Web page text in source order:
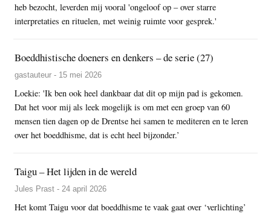
heb bezocht, leverden mij vooral 'ongeloof op – over starre
interpretaties en rituelen, met weinig ruimte voor gesprek.'
Boeddhistische doeners en denkers – de serie (27)
gastauteur - 15 mei 2026
Loekie: 'Ik ben ook heel dankbaar dat dit op mijn pad is gekomen.
Dat het voor mij als leek mogelijk is om met een groep van 60
mensen tien dagen op de Drentse hei samen te mediteren en te leren
over het boeddhisme, dat is echt heel bijzonder.’
Taigu – Het lijden in de wereld
Jules Prast - 24 april 2026
Het komt Taigu voor dat boeddhisme te vaak gaat over ‘verlichting’